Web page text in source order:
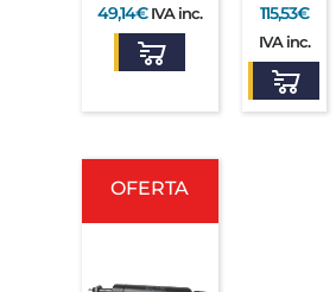
49,14€ IVA inc. 115,53€
IVA inc.
OFERTA
precio
era:
precio
es: